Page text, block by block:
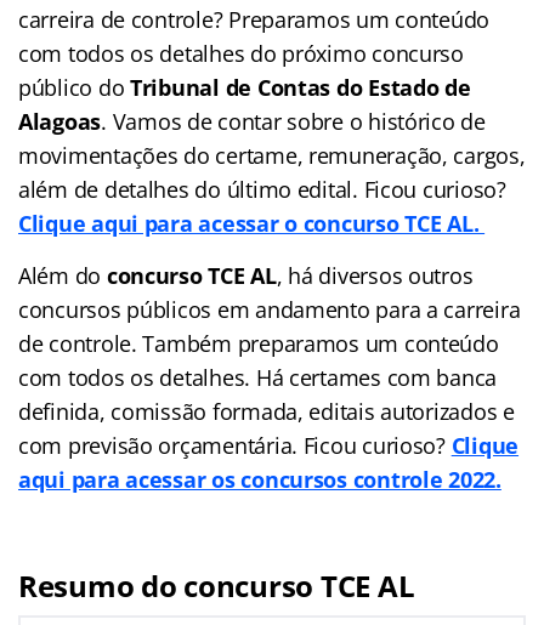
carreira de controle? Preparamos um conteúdo
com todos os detalhes do próximo concurso
público doTribunal de Contas do Estado de
Alagoas. Vamos de contar sobre o histórico de
movimentações do certame, remuneração, cargos,
além de detalhes do último edital. Ficou curioso?
Clique aqui para acessar o concurso TCE AL.
Além do concurso TCE AL, há diversos outros
concursos públicos em andamento para a carreira
de controle. Também preparamos um conteúdo
com todos os detalhes. Há certames com banca
definida, comissão formada, editais autorizados e
com previsão orçamentária. Ficou curioso? Clique
aqui para acessar os concursos controle 2022.
Resumo do concurso TCE AL